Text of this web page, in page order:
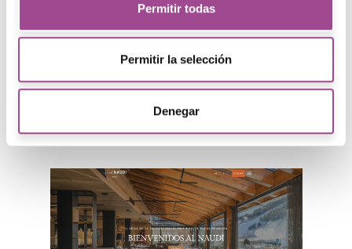
Permitir todas
Permitir la selección
Denegar